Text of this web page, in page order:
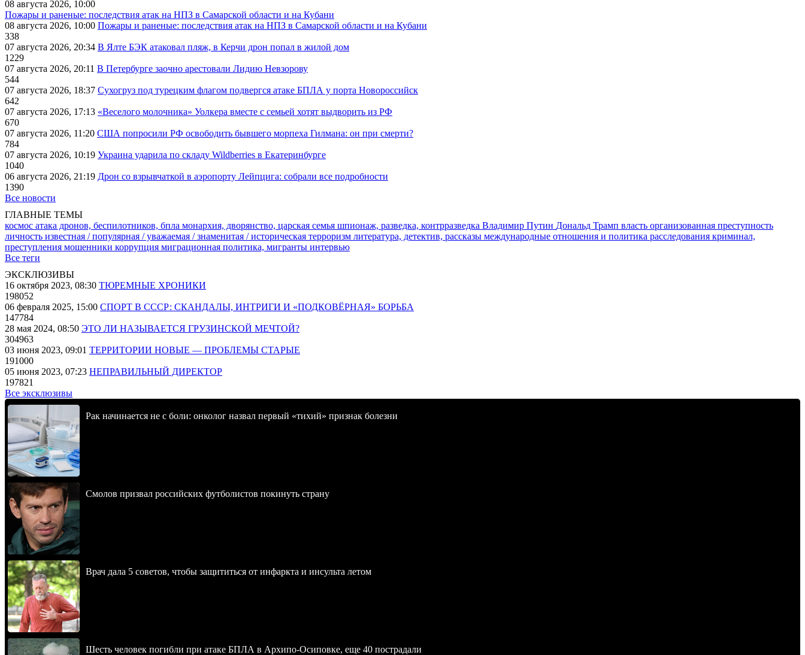
08 августа 2026, 10:00
Пожары и раненые: последствия атак на НПЗ в Самарской области и на Кубани
08 августа 2026, 10:00 Пожары и раненые: последствия атак на НПЗ в Самарской области и на Кубани
338
07 августа 2026, 20:34 В Ялте БЭК атаковал пляж, в Керчи дрон попал в жилой дом
1229
07 августа 2026, 20:11 В Петербурге заочно арестовали Лидию Невзорову
544
07 августа 2026, 18:37 Сухогруз под турецким флагом подвергся атаке БПЛА у порта Новороссийск
642
07 августа 2026, 17:13 «Веселого молочника» Уолкера вместе с семьей хотят выдворить из РФ
670
07 августа 2026, 11:20 США попросили РФ освободить бывшего морпеха Гилмана: он при смерти?
784
07 августа 2026, 10:19 Украина ударила по складу Wildberries в Екатеринбурге
1040
06 августа 2026, 21:19 Дрон со взрывчаткой в аэропорту Лейпцига: собрали все подробности
1390
Все новости
ГЛАВНЫЕ ТЕМЫ
космос атака дронов, беспилотников, бпла монархия, дворянство, царская семья шпионаж, разведка, контрразведка Владимир Путин Дональд Трамп власть организованная преступность
личность известная / популярная / уважаемая / знаменитая / историческая терроризм литература, детектив, рассказы международные отношения и политика расследования криминал,
преступления мошенники коррупция миграционная политика, мигранты интервью
Все теги
ЭКСКЛЮЗИВЫ
16 октября 2023, 08:30 ТЮРЕМНЫЕ ХРОНИКИ
198052
06 февраля 2025, 15:00 СПОРТ В СССР: СКАНДАЛЫ, ИНТРИГИ И «ПОДКОВЁРНАЯ» БОРЬБА
147784
28 мая 2024, 08:50 ЭТО ЛИ НАЗЫВАЕТСЯ ГРУЗИНСКОЙ МЕЧТОЙ?
304963
03 июня 2023, 09:01 ТЕРРИТОРИИ НОВЫЕ — ПРОБЛЕМЫ СТАРЫЕ
191000
05 июня 2023, 07:23 НЕПРАВИЛЬНЫЙ ДИРЕКТОР
197821
Все эксклюзивы
Рак начинается не с боли: онколог назвал первый «тихий» признак болезни
Смолов призвал российских футболистов покинуть страну
Врач дала 5 советов, чтобы защититься от инфаркта и инсульта летом
Шесть человек погибли при атаке БПЛА в Архипо-Осиповке, еще 40 пострадали